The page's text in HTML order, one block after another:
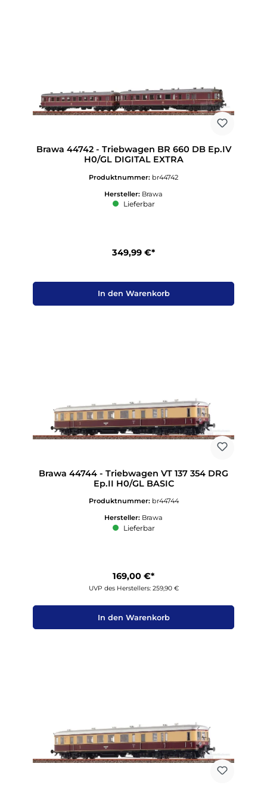
Brawa 44742 - Triebwagen BR 660 DB Ep.IV
H0/GL DIGITAL EXTRA
Produktnummer: br44742
Hersteller: Brawa
Lieferbar
349,99 €*
In den Warenkorb
Brawa 44744 - Triebwagen VT 137 354 DRG
Ep.II H0/GL BASIC
Produktnummer: br44744
Hersteller: Brawa
Lieferbar
169,00 €*
UVP des Herstellers: 259,90 €
In den Warenkorb